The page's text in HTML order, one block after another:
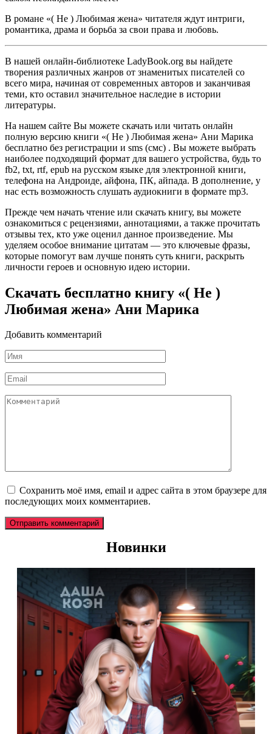
В романе «( Не ) Любимая жена» читателя ждут интриги,
романтика, драма и борьба за свои права и любовь.
В нашей онлайн-библиотеке LadyBook.org вы найдете
творения различных жанров от знаменитых писателей со
всего мира, начиная от современных авторов и заканчивая
теми, кто оставил значительное наследие в истории
литературы.
На нашем сайте Вы можете скачать или читать онлайн
полную версию книги «( Не ) Любимая жена» Ани Марика
бесплатно без регистрации и sms (смс) . Вы можете выбрать
наиболее подходящий формат для вашего устройства, будь то
fb2, txt, rtf, epub на русском языке для электронной книги,
телефона на Андроиде, айфона, ПК, айпада. В дополнение, у
нас есть возможность слушать аудиокниги в формате mp3.
Прежде чем начать чтение или скачать книгу, вы можете
ознакомиться с рецензиями, аннотациями, а также прочитать
отзывы тех, кто уже оценил данное произведение. Мы
уделяем особое внимание цитатам — это ключевые фразы,
которые помогут вам лучше понять суть книги, раскрыть
личности героев и основную идею истории.
Скачать бесплатно книгу «( Не )
Любимая жена» Ани Марика
Добавить комментарий
Имя
*
Email
*
Комментарий
Сохранить моё имя, email и адрес сайта в этом браузере для
последующих моих комментариев.
Новинки